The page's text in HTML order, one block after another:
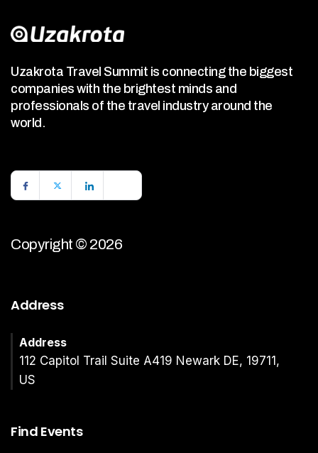
Uzakrota Travel Summit is connecting the biggest
companies with the brightest minds and
professionals of the travel industry around the
world.
Copyright © 2026
Address
Address
112 Capitol Trail Suite A419 Newark DE, 19711,
US
Find Events